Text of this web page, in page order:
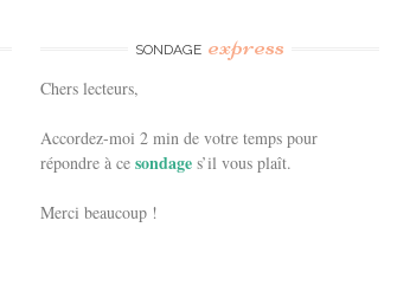
SONDAGE express
Chers lecteurs,
Accordez-moi 2 min de votre temps pour
répondre à cesondages’il vous plaît.
Merci beaucoup !